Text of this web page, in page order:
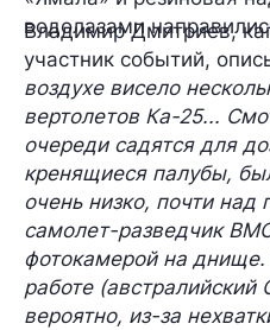
водолазами
Владимир Дмитриев,
участник событий,
воздухе висело
вертолетов Ка-25...
очереди садятся для
кренящиеся палубы,
очень низко, почти над
самолет-разведчик
фотокамерой на
работе (австралийский
вероятно, из-за